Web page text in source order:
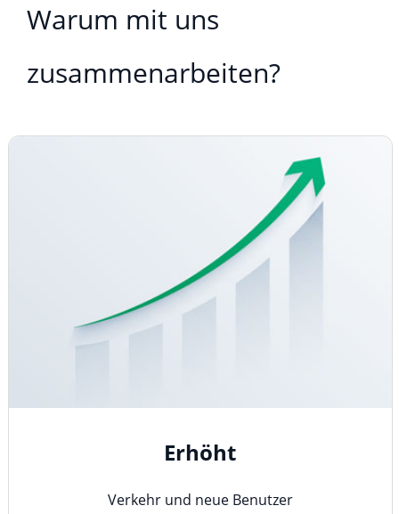
Warum mit uns
zusammenarbeiten?
Erhöht
Verkehr und neue Benutzer